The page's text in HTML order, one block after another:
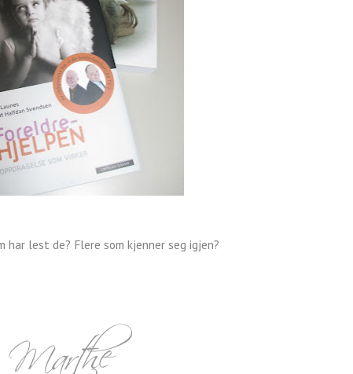
har lest de? Flere som kjenner seg igjen?